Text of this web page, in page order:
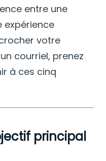
entre une
expérience
votre
courriel, prenez
à ces cinq
principal